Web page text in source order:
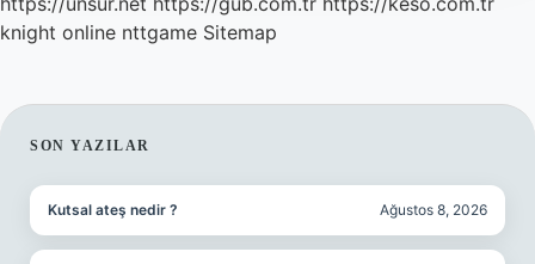
knight online nttgame Sitemap
SIDEBAR
SON YAZILAR
Kutsal ateş nedir ? Ağustos 8, 2026